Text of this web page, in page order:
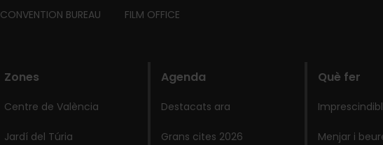
CONVENTION BUREAU FILM OFFICE
Zones
Centre de València
Jardí del Túria
Agenda
Destacats ara
Grans cites 2026
Què fer
Menjar i